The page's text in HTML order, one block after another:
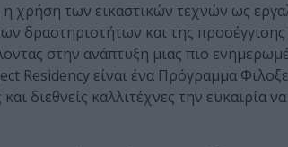
η χρήση των εικαστικών τεχνών ως
δραστηριοτήτων και της
στην ανάπτυξη µιας πιο
Residency είναι ένα Πρόγραµµα
διεθνείς καλλιτέχνες την ευκαιρία